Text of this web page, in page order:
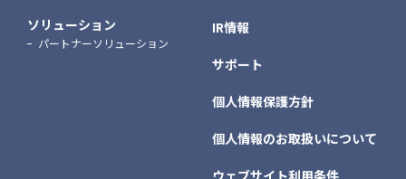
ソリューション
パートナーソリューション
IR情報
サポート
個人情報保護方針
個人情報のお取扱いについて
ウェブサイト利用条件